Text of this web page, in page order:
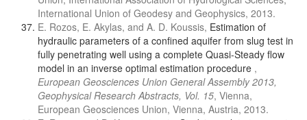
International Union of Geodesy and Geophysics, 2013.
E. Rozos, Ε. Akylas, and A. D. Koussis, Estimation of
hydraulic parameters of a confined aquifer from slug test in
fully penetrating well using a complete Quasi-Steady flow
model in an inverse optimal estimation procedure ,
European Geosciences Union General Assembly 2013,
Geophysical Research Abstracts, Vol. 15, Vienna,
European Geosciences Union, Vienna, Austria, 2013.